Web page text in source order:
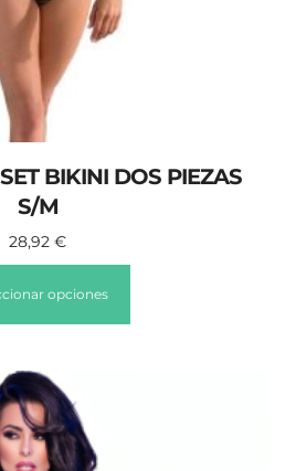
BIKINI DOS PIEZAS
S/M
28,92 €
opciones